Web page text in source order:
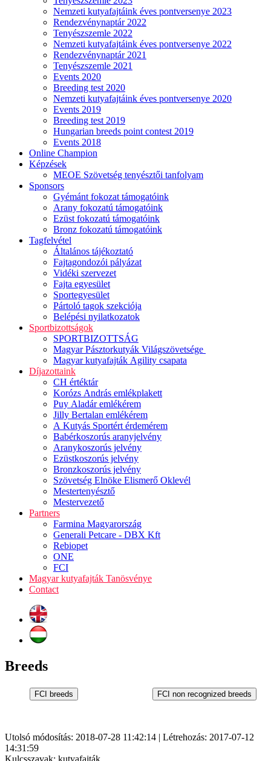
Nemzeti kutyafajtáink éves pontversenye 2023
Rendezvénynaptár 2022
Tenyészszemle 2022
Nemzeti kutyafajtáink éves pontversenye 2022
Rendezvénynaptár 2021
Tenyészszemle 2021
Events 2020
Breeding test 2020
Nemzeti kutyafajtáink éves pontversenye 2020
Events 2019
Breeding test 2019
Hungarian breeds point contest 2019
Events 2018
Online Champion
Képzések
MEOE Szövetség tenyésztői tanfolyam
Sponsors
Gyémánt fokozat támogatóink
Arany fokozatú támogatóink
Ezüst fokozatú támogatóink
Bronz fokozatú támogatóink
Tagfelvétel
Általános tájékoztató
Fajtagondozói pályázat
Vidéki szervezet
Fajta egyesület
Sportegyesület
Pártoló tagok szekciója
Belépési nyilatkozatok
Sportbizottságok
SPORTBIZOTTSÁG
Magyar Pásztorkutyák Világszövetsége
Magyar kutyafajták Agility csapata
Díjazottaink
CH értéktár
Korózs András emlékplakett
Puy Aladár emlékérem
Jilly Bertalan emlékérem
A Kutyás Sportért érdemérem
Babérkoszorús aranyjelvény
Aranykoszorús jelvény
Ezüstkoszorús jelvény
Bronzkoszorús jelvény
Szövetség Elnöke Elismerő Oklevél
Mestertenyésztő
Mestervezető
Partners
Farmina Magyarország
Generali Petcare - DBX Kft
Rebiopet
ONE
FCI
Magyar kutyafajták Tanösvénye
Contact
Breeds
Utolsó módosítás: 2018-07-28 11:42:14 | Létrehozás: 2017-07-12
14:31:59
Kulcsszavak: kutyafajták